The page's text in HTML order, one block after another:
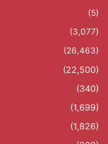
(5)
(3,077)
(26,463)
(22,500)
(340)
(1,699)
(1,826)